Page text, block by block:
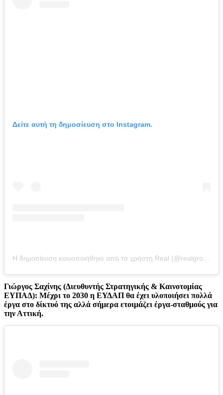
Δείτε αυτή τη δημοσίευση στο Instagram.
Γιώργος Σαχίνης (Διευθυντής Στρατηγικής & Καινοτομίας
ΕΥΠΑΔ): Μέχρι το 2030 η ΕΥΔΑΠ θα έχει υλοποιήσει πολλά
έργα στο δίκτυό της αλλά σήμερα ετοιμάζει έργα-σταθμούς για
την Αττική.